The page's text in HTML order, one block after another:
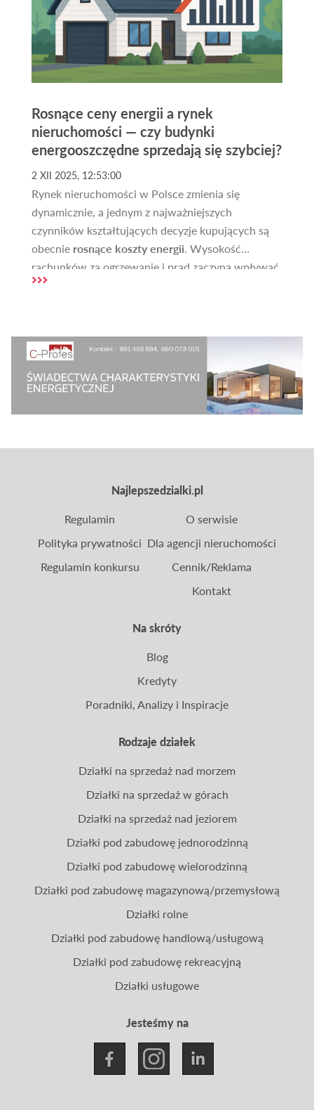
Rosnące ceny energii a rynek
nieruchomości — czy budynki
energooszczędne sprzedają się szybciej?
2 XII 2025, 12:53:00
Rynek nieruchomości w Polsce zmienia się
dynamicznie, a jednym z najważniejszych
czynników kształtujących decyzje kupujących są
obecnie rosnące koszty energii. Wysokość
rachunków za ogrzewanie i prąd zaczyna wpływać
zarówno na wartość nieruchomości, jak i na czas
wykonany, jakie ma instalacje oraz jakie generuje
koszty eksploatacji. W artykule analizujemy, jak
wzrost cen energii oddziałuje na rynek, oraz czy
domy o niższym zapotrzebowaniu na energię
rzeczywiście sprzedają się szybciej niż pozostałe.
Najlepszedzialki.pl
Na skróty
Rodzaje działek
Jesteśmy na
Regulamin
Polityka prywatności
Regulamin konkursu
O serwisie
Dla agencji nieruchomości
Cennik/Reklama
Kontakt
Blog
Kredyty
Poradniki, Analizy i Inspiracje
Działki na sprzedaż nad morzem
Działki na sprzedaż w górach
Działki na sprzedaż nad jeziorem
Działki pod zabudowę jednorodzinną
Działki pod zabudowę wielorodzinną
Działki pod zabudowę magazynową/przemysłową
Działki rolne
Działki pod zabudowę handlową/usługową
Działki pod zabudowę rekreacyjną
Działki usługowe